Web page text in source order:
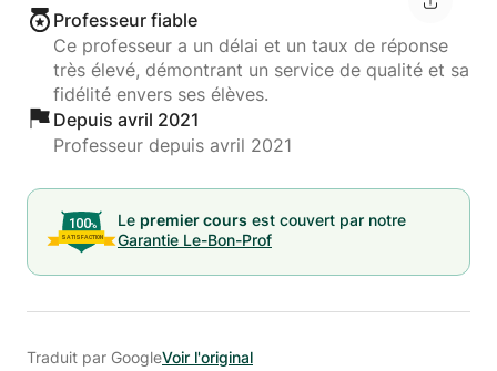
Professeur fiable
Ce professeur a un délai et un taux de réponse
très élevé, démontrant un service de qualité et sa
fidélité envers ses élèves.
Depuis avril 2021
Professeur depuis avril 2021
Le premier cours est couvert par notre
Garantie Le-Bon-Prof
Traduit par GoogleVoir l'original